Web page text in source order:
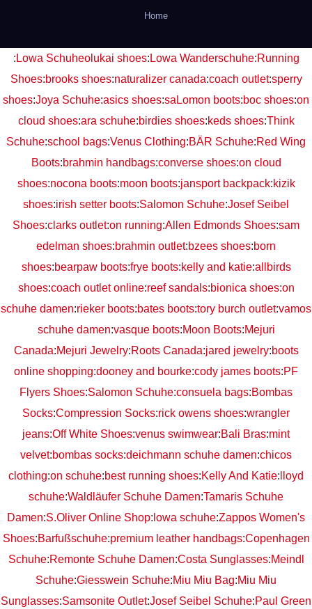
Home
:Lowa Schuheolukai shoes:Lowa Wanderschuhe:Running
Shoes:brooks shoes:naturalizer canada:coach outlet:sperry
shoes:Joya Schuhe:asics shoes:saLomon boots:boc shoes:on
cloud shoes:ara schuhe:birdies shoes:keds shoes:Think
Schuhe:school bags:Venus Clothing:BÄR Schuhe:Red Wing
Boots:brahmin handbags:converse shoes:on cloud
shoes:nocona boots:moon boots:jansport backpack:kizik
shoes:irish setter boots:Salomon Schuhe:Josef Seibel
Shoes:clarks outlet:on running:Allen Edmonds Shoes:sam
edelman shoes:brahmin outlet:bzees shoes:born
shoes:bearpaw boots:frye boots:kelly and katie:allbirds
shoes:coach outlet online:reef sandals:bionica shoes:on
schuhe damen:rieker boots:bates boots:tory burch outlet:vamos
schuhe damen:vasque boots:Moon Boots:Mejuri
Canada:Mejuri Jewelry:Roots Canada:jared jewelry:boots
online shopping:dooney and bourke:cody james boots:PF
Flyers Shoes:Salomon Schuhe:consuela bags:Bombas
Socks:Compression Socks:rick owens shoes:wrangler
jeans:Off White Shoes:venus swimwear:Bali Bras:mint
velvet:bombas socks:deichmann schuhe damen:chicos
clothing:on schuhe:best running shoes:Kelly And Katie: lloyd
schuhe:Waldläufer Schuhe Damen:Tamaris Schuhe
Damen:S.Oliver Online Shop: lowa schuhe:Zappos Women's
Shoes:Barfußschuhe:premium leather handbags:Copenhagen
Schuhe:Remonte Schuhe Damen:Costa Sunglasses:Meindl
Schuhe:Giesswein Schuhe:Miu Miu Bag:Miu Miu
Sunglasses:Samsonite Outlet:Josef Seibel Schuhe:Paul Green